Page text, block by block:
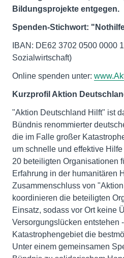
Bildungsprojekte entgegen.
Spenden-Stichwort:
IBAN: DE62 3702 0500 0000
Sozialwirtschaft)
Online spenden unter:
Kurzprofil Aktion
"Aktion Deutschland Hilft" ist
Bündnis renommierter
die im Falle großer
um schnelle und effektive
20 beteiligten Organisationen
Erfahrung in der humanitären
Zusammenschluss von
koordinieren die beteiligten
Einsatz, sodass vor Ort keine
Versorgungslücken entstehen
Katastrophengebiet die
Unter einem gemeinsamen